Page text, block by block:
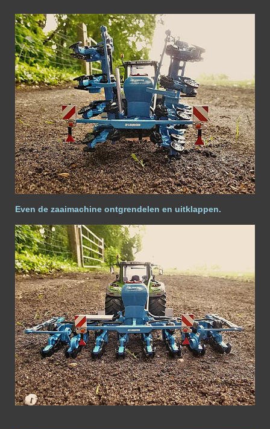
Even de zaaimachine ontgrendelen en uitklappen.